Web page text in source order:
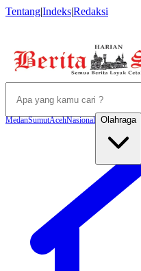
Tentang|Indeks|Redaksi
MedanSumutAcehNasional Olahraga